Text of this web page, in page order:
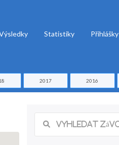
Statistiky Přihlášky
2017 2016